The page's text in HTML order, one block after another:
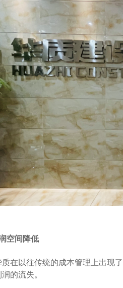
空间降低
在以往传统的成本管理上出现
的流失。